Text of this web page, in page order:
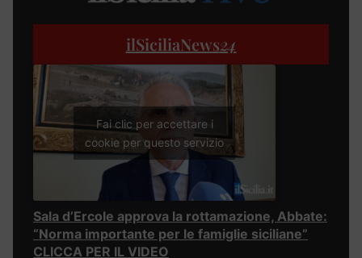
ilSiciliaNews24
Fai clic per accettare i
cookie per questo servizio
Sala d’Ercole approva la rottamazione, Abbate:
“Norma importante per le famiglie siciliane”
CLICCA PER IL VIDEO